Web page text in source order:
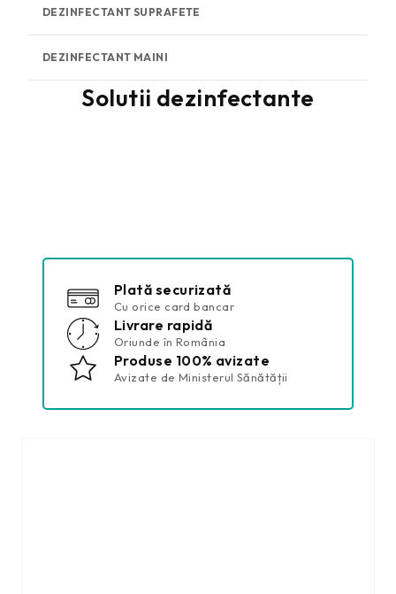
DEZINFECTANT SUPRAFETE
DEZINFECTANT MAINI
Solutii dezinfectante
Plată securizată
Cu orice card bancar
Livrare rapidă
Oriunde în România
Produse 100% avizate
Avizate de Ministerul Sănătății